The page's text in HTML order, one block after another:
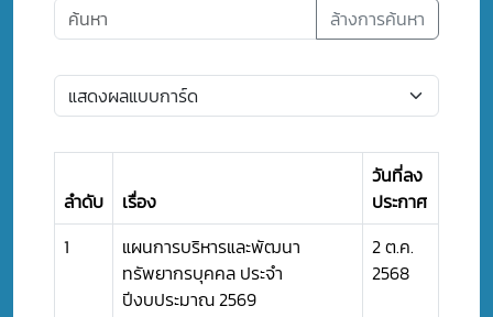
ล้างการค้นหา
ลำดับ เรื่อง
วันที่ลง
ประกาศ
1
แผนการบริหารและพัฒนา
ทรัพยากรบุคคล ประจำ
ปีงบประมาณ 2569
2 ต.ค.
2568